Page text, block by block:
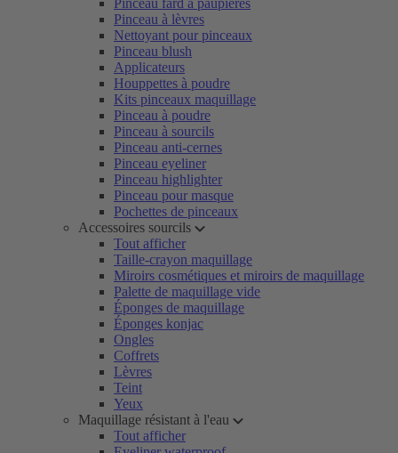
Pinceau fard à paupières
Pinceau à lèvres
Nettoyant pour pinceaux
Pinceau blush
Applicateurs
Houppettes à poudre
Kits pinceaux maquillage
Pinceau à poudre
Pinceau à sourcils
Pinceau anti-cernes
Pinceau eyeliner
Pinceau highlighter
Pinceau pour masque
Pochettes de pinceaux
Accessoires sourcils
Tout afficher
Taille-crayon maquillage
Miroirs cosmétiques et miroirs de maquillage
Palette de maquillage vide
Éponges de maquillage
Éponges konjac
Ongles
Coffrets
Lèvres
Teint
Yeux
Maquillage résistant à l'eau
Tout afficher